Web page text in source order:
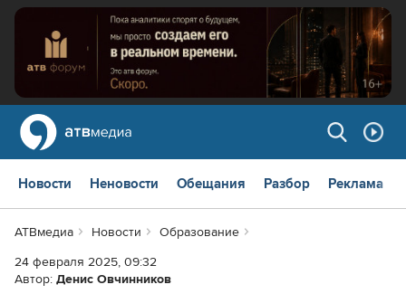
Новости Неновости Обещания Разбор Реклама
АТВмедиа Новости
Образование
24 февраля 2025, 09:32
Автор: Денис Овчинников